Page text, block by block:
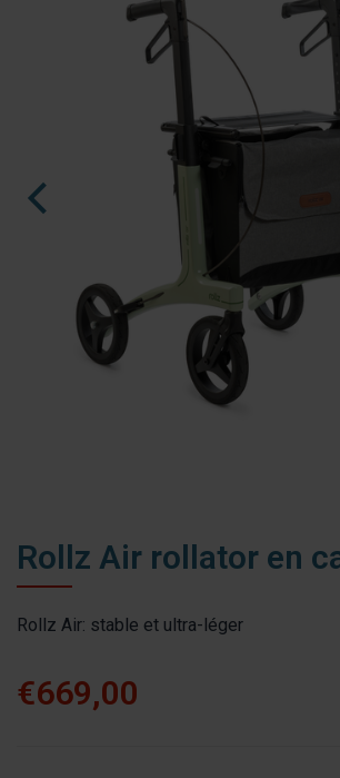
Pièces de rechange
Rollz Air rollator en
Rollz Air: stable et ultra-léger
€669,00